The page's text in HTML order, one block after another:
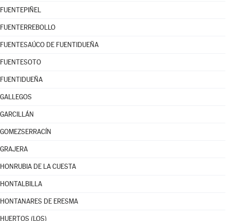
FUENTEPIÑEL
FUENTERREBOLLO
FUENTESAÚCO DE FUENTIDUEÑA
FUENTESOTO
FUENTIDUEÑA
GALLEGOS
GARCILLÁN
GOMEZSERRACÍN
GRAJERA
HONRUBIA DE LA CUESTA
HONTALBILLA
HONTANARES DE ERESMA
HUERTOS (LOS)